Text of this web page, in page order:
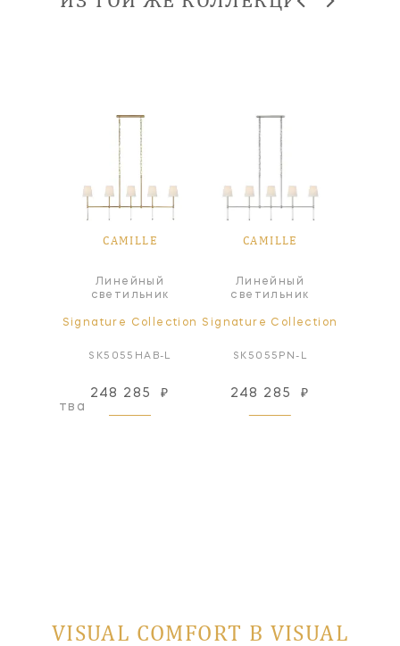
CAMILLE
Линейный
светильник
Signature Collection
SK5055HAB-L
248 285 ₽
CAMILLE
Линейный
светильник
Signature Collection
SK5055PN-L
248 285 ₽
VISUAL COMFORT В VISUAL